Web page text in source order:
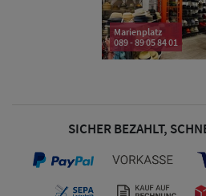
Damen Caps
Großgrößen
Marienplatz
089 - 89 05 84 01
SICHER BEZAHLT,